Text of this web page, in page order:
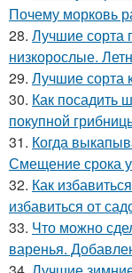
Почему морковь
28. Лучшие сорта
низкорослые.
29. Лучшие сорта
30. Как посадить
покупной
31. Когда
Смещение срока
32. Как
избавиться от
33. Что можно
варенья.